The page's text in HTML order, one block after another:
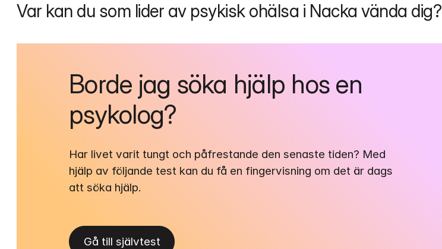
Var kan du som lider av psykisk ohälsa i Nacka vända dig?
Borde jag söka hjälp hos en
psykolog?
Har livet varit tungt och påfrestande den senaste tiden? Med
hjälp av följande test kan du få en fingervisning om det är dags
att söka hjälp.
Gå till självtest